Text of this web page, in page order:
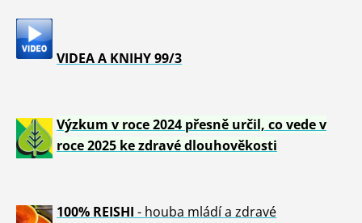
VIDEA A KNIHY 99/3
Výzkum v roce 2024 přesně určil, co vede v
roce 2025 ke zdravé dlouhověkosti
100% REISHI - houba mládí a zdravé